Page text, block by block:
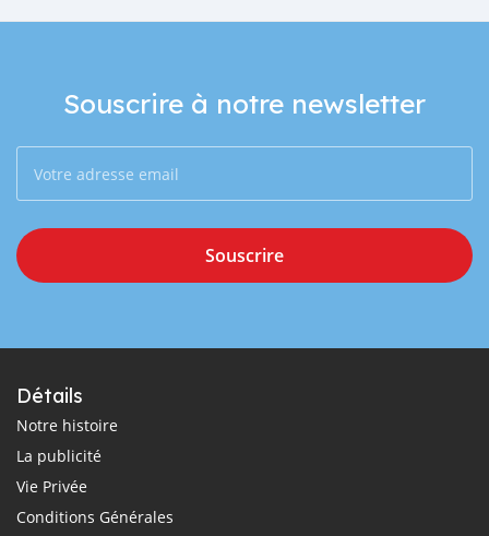
Souscrire à notre newsletter
Souscrire
Détails
Notre histoire
La publicité
Vie Privée
Conditions Générales